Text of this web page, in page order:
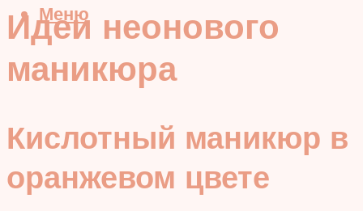
Меню
Идеи неонового
маникюра
Кислотный маникюр в
оранжевом цвете